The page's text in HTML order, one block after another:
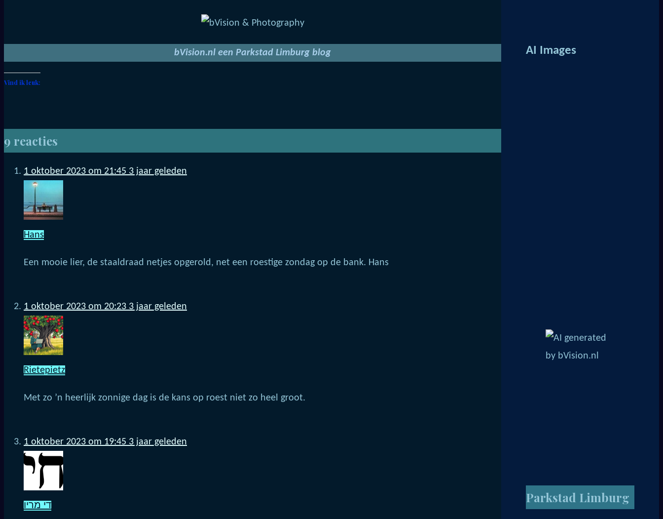
bVision.nl een Parkstad Limburg blog
Vind ik leuk:
9 reacties
1 oktober 2023 om 21:45 3 jaar geleden
Hans
Een mooie lier, de staaldraad netjes opgerold, net een roestige zondag op de bank. Hans
1 oktober 2023 om 20:23 3 jaar geleden
Rietepietz
Met zo ’n heerlijk zonnige dag is de kans op roest niet zo heel groot.
1 oktober 2023 om 19:45 3 jaar geleden
די מריו
AI Images
Parkstad Limburg